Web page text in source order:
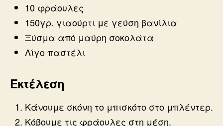
10 φράουλες
150γρ. γιαούρτι με γεύση βανίλια
Ξύσμα από μαύρη σοκολάτα
Λίγο παστέλι
Εκτέλεση
Κάνουμε σκόνη το μπισκότο στο μπλέντερ.
Κόβουμε τις φράουλες στη μέση.